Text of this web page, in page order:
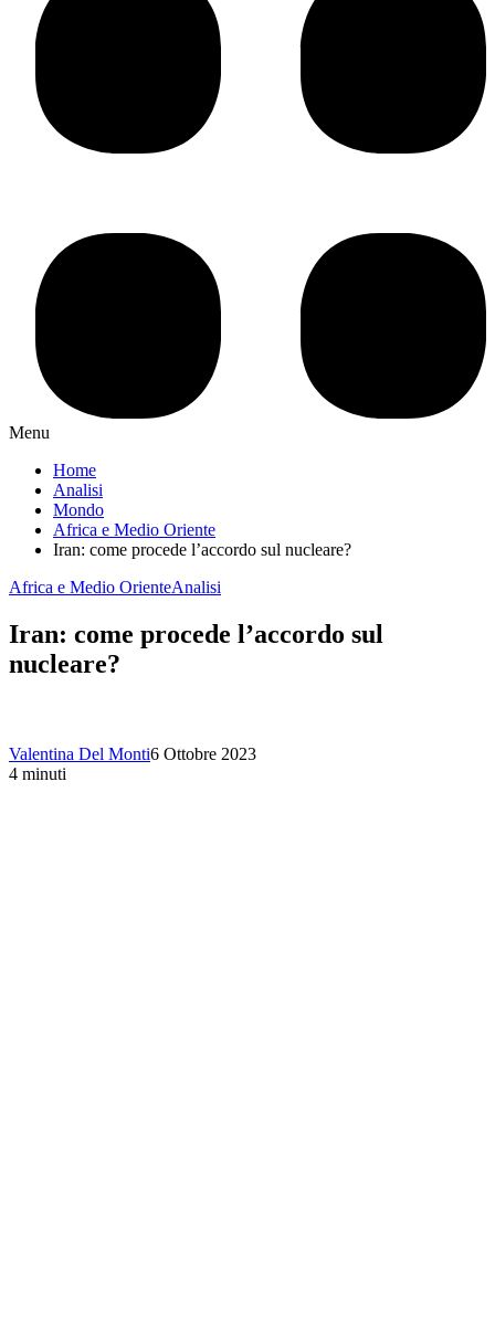
Menu
Home
Analisi
Mondo
Africa e Medio Oriente
Iran: come procede l’accordo sul nucleare?
Africa e Medio OrienteAnalisi
Iran: come procede l’accordo sul
nucleare?
Valentina Del Monti6 Ottobre 2023
4 minuti